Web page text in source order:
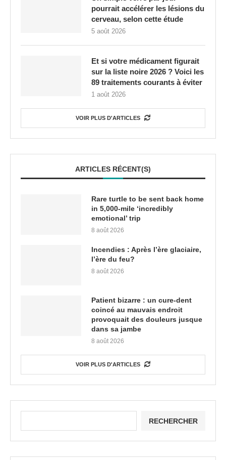
pourrait accélérer les lésions du
cerveau, selon cette étude
5 août 2026
Et si votre médicament figurait
sur la liste noire 2026 ? Voici les
89 traitements courants à éviter
1 août 2026
VOIR PLUS D'ARTICLES
ARTICLES RÉCENT(S)
Rare turtle to be sent back home
in 5,000-mile ‘incredibly
emotional’ trip
8 août 2026
Incendies : Après l’ère glaciaire,
l’ère du feu?
8 août 2026
Patient bizarre : un cure-dent
coincé au mauvais endroit
provoquait des douleurs jusque
dans sa jambe
8 août 2026
VOIR PLUS D'ARTICLES
RECHERCHER